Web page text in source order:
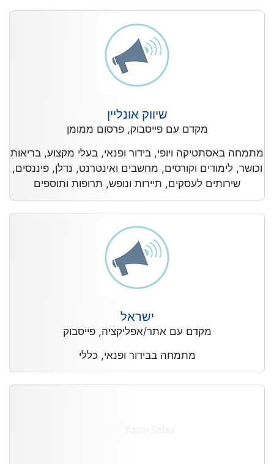
שיווק אונליין
מקדם עם פייסבוק, פרסום ממומן
מתמחה באסתטיקה ויופי, בידור ופנאי, בעלי מקצוע, בריאות
וכושר, לימודים וקורסים, מחשבים ואינטרנט, נדלן, פיננסים,
שירותים לעסקים, תיירות ונופש, תרופות ותוספים
ישראל
מקדם עם אתר/אפליקציה, פייסבוק
מתמחה בבידור ופנאי, כללי